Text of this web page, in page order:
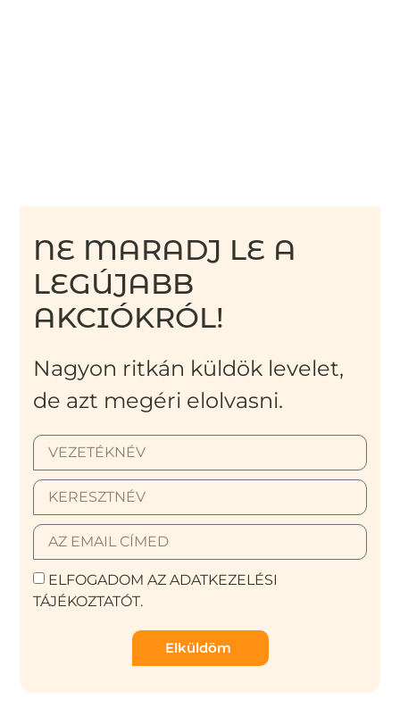
NE MARADJ LE A
LEGÚJABB
AKCIÓKRÓL!
Nagyon ritkán küldök levelet,
de azt megéri elolvasni.
ELFOGADOM AZ ADATKEZELÉSI
TÁJÉKOZTATÓT.
Elküldöm